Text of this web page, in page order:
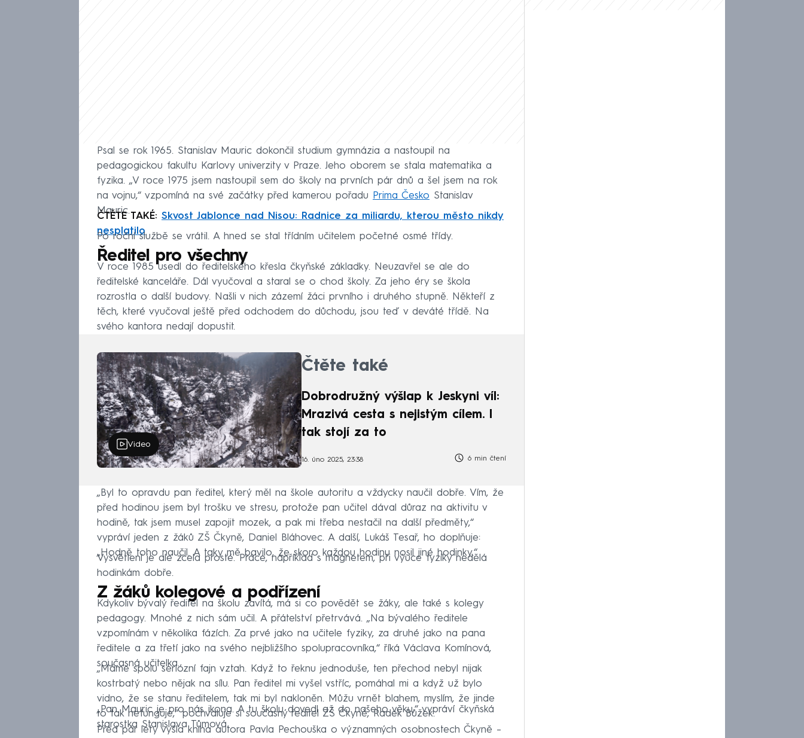
Psal se rok 1965. Stanislav Mauric dokončil studium gymnázia a nastoupil na
pedagogickou fakultu Karlovy univerzity v Praze. Jeho oborem se stala matematika a
fyzika. „V roce 1975 jsem nastoupil sem do školy na prvních pár dnů a šel jsem na rok
na vojnu,“ vzpomíná na své začátky před kamerou pořadu Prima Česko Stanislav
Mauric.
ČTĚTE TAKÉ: Skvost Jablonce nad Nisou: Radnice za miliardu, kterou město nikdy
nesplatilo
Po roční službě se vrátil. A hned se stal třídním učitelem početné osmé třídy.
Ředitel pro všechny
V roce 1985 usedl do ředitelského křesla čkyňské základky. Neuzavřel se ale do
ředitelské kanceláře. Dál vyučoval a staral se o chod školy. Za jeho éry se škola
rozrostla o další budovy. Našli v nich zázemí žáci prvního i druhého stupně. Někteří z
těch, které vyučoval ještě před odchodem do důchodu, jsou teď v deváté třídě. Na
svého kantora nedají dopustit.
Video
Čtěte také
Dobrodružný výšlap k Jeskyni víl:
Mrazivá cesta s nejistým cílem. I
tak stojí za to
16. úno 2025, 23:38 6 min čtení
„Byl to opravdu pan ředitel, který měl na škole autoritu a vždycky naučil dobře. Vím, že
před hodinou jsem byl trošku ve stresu, protože pan učitel dával důraz na aktivitu v
hodině, tak jsem musel zapojit mozek, a pak mi třeba nestačil na další předměty,“
vypráví jeden z žáků ZŠ Čkyně, Daniel Bláhovec. A další, Lukáš Tesař, ho doplňuje:
„Hodně toho naučil. A taky mě bavilo, že skoro každou hodinu nosil jiné hodinky.“
Vysvětlení je ale zcela prosté. Práce, například s magnetem, při výuce fyziky nedělá
hodinkám dobře.
Z žáků kolegové a podřízení
Kdykoliv bývalý ředitel na školu zavítá, má si co povědět se žáky, ale také s kolegy
pedagogy. Mnohé z nich sám učil. A přátelství přetrvává. „Na bývalého ředitele
vzpomínám v několika fázích. Za prvé jako na učitele fyziky, za druhé jako na pana
ředitele a za třetí jako na svého nejbližšího spolupracovníka,“ říká Václava Komínová,
současná učitelka.
„Máme spolu seriózní fajn vztah. Když to řeknu jednoduše, ten přechod nebyl nijak
kostrbatý nebo nějak na sílu. Pan ředitel mi vyšel vstříc, pomáhal mi a když už bylo
vidno, že se stanu ředitelem, tak mi byl nakloněn. Můžu vrnět blahem, myslím, že jinde
to tak nefunguje,“ pochvaluje si současný ředitel ZŠ Čkyně, Radek Bůžek.
„Pan Mauric je pro nás ikona. A tu školu dovedl až do našeho věku,“ vypráví čkyňská
starostka Stanislava Tůmová.
Před pár lety vyšla kniha autora Pavla Pechouška o významných osobnostech Čkyně –